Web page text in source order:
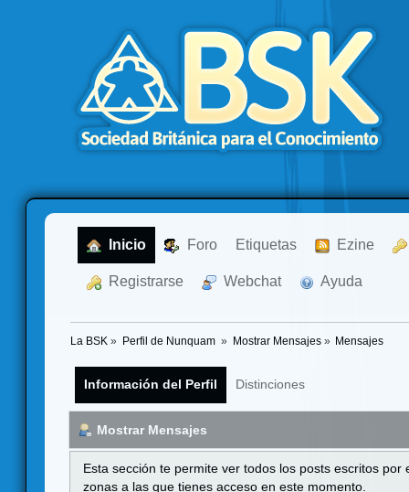
Inicio Foro Etiquetas Ezine
Registrarse Webchat Ayuda
La BSK » Perfil de Nunquam » Mostrar Mensajes» Mensajes
Información del Perfil Distinciones
Mostrar Mensajes
Esta sección te permite ver todos los posts escritos
zonas a las que tienes acceso en este momento.